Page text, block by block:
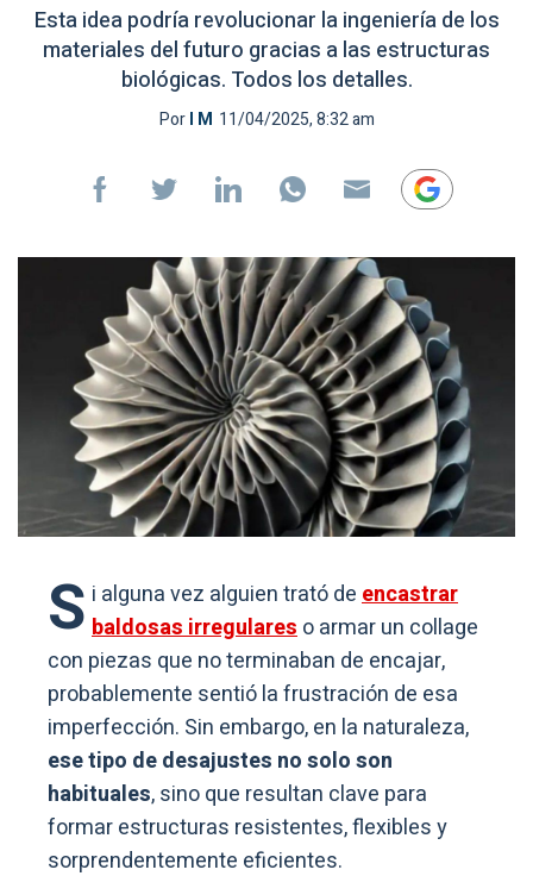
Esta idea podría revolucionar la ingeniería de los
materiales del futuro gracias a las estructuras
biológicas. Todos los detalles.
PorI M 11/04/2025, 8:32 am
S i alguna vez alguien trató deencastrar
baldosas irregulareso armar un collage
con piezas que no terminaban de encajar,
probablemente sentió la frustración de esa
imperfección. Sin embargo, en la naturaleza,
ese tipo de desajustes no solo son
habituales, sino que resultan clave para
formar estructuras resistentes, flexibles y
sorprendentemente eficientes.